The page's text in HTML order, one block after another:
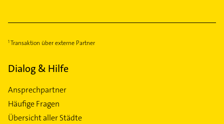
Transaktion über externe Partner
Dialog & Hilfe
Ansprechpartner
Häufige Fragen
Übersicht aller Städte